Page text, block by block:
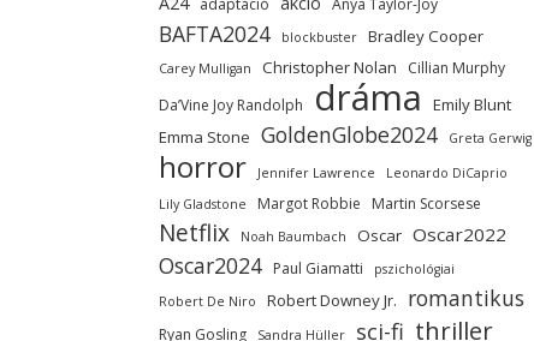
adaptáció Anya Taylor-Joy
BAFTA2024 blockbuster Bradley Cooper
Carey Mulligan Christopher Nolan
Cillian Murphy
Da’Vine Joy Randolph
dráma
Emily Blunt
Emma Stone GoldenGlobe2024 Greta Gerwig
horror Jennifer Lawrence
Leonardo DiCaprio
Lily Gladstone
Margot Robbie Martin Scorsese
Netflix Noah Baumbach Oscar Oscar2022
Oscar2024 Paul Giamatti
pszichológiai
Robert De Niro
Robert Downey Jr. romantikus
Ryan Gosling Sandra Hüller sci-fi thriller